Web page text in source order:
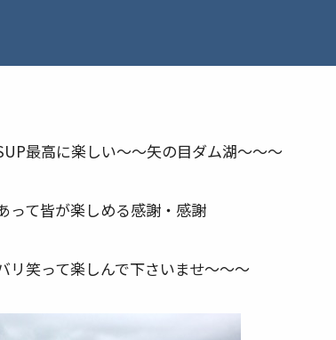
最高に楽しい～～矢の目ダム湖～～～
って皆が楽しめる感謝・感謝
笑って楽しんで下さいませ～～～